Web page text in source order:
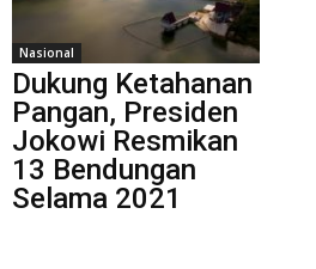
Nasional
Dukung Ketahanan
Pangan, Presiden
Jokowi Resmikan
13 Bendungan
Selama 2021